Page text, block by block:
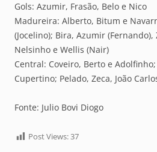
Gols: Azumir, Frasão, Belo e Nico
Madureira: Alberto, Bitum e
(Jocelino); Bira, Azumir (Fernando),
Nelsinho e Wellis (Nair)
Central: Coveiro, Berto e
Cupertino; Pelado, Zeca, João
Fonte: Julio Bovi Diogo
Post Views:37